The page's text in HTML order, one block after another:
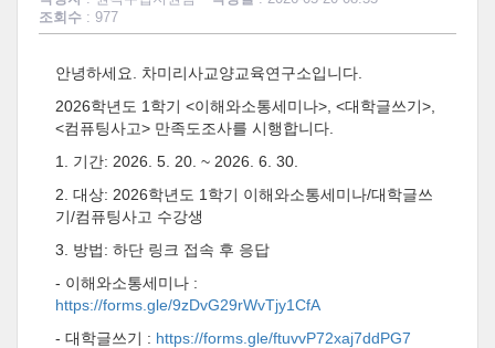
조회수 : 977
안녕하세요. 차미리사교양교육연구소입니다.
2026학년도 1학기 <이해와소통세미나>, <대학글쓰기>,
<컴퓨팅사고> 만족도조사를 시행합니다.
1. 기간: 2026. 5. 20. ~ 2026. 6. 30.
2. 대상: 2026학년도 1학기 이해와소통세미나/대학글쓰
기/컴퓨팅사고 수강생
3. 방법: 하단 링크 접속 후 응답
- 이해와소통세미나 :
https://forms.gle/9zDvG29rWvTjy1CfA
- 대학글쓰기 : https://forms.gle/ftuvvP72xaj7ddPG7